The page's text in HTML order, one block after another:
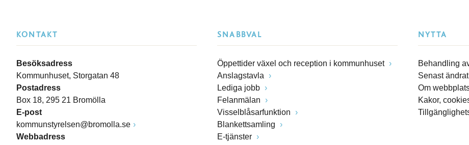
KONTAKT
Besöksadress
Kommunhuset, Storgatan 48
Postadress
Box 18, 295 21 Bromölla
E-post
kommunstyrelsen@bromolla.se
Webbadress
SNABBVAL
Öppettider växel och reception i kommunhuset
Anslagstavla
Lediga jobb
Felanmälan
Visselblåsarfunktion
Blankettsamling
E-tjänster
NYTTA
Behandling
Senast
Om
Kakor,